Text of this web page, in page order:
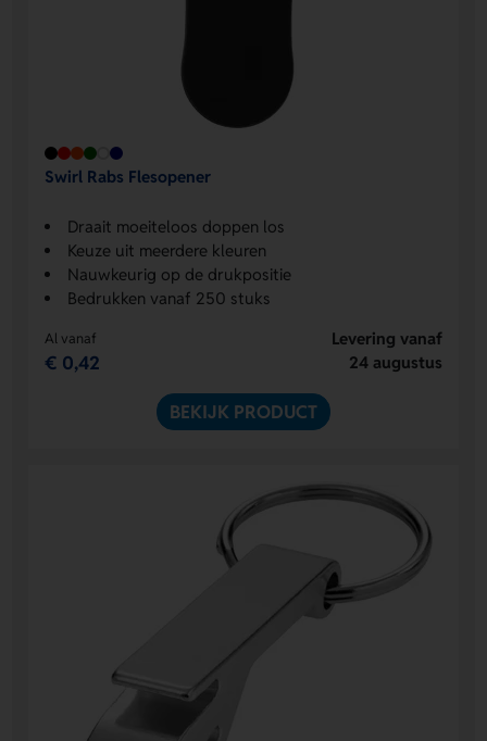
Swirl Rabs Flesopener
Draait moeiteloos doppen los
Keuze uit meerdere kleuren
Nauwkeurig op de drukpositie
Bedrukken vanaf 250 stuks
Al vanaf
€ 0,42
Levering vanaf
24 augustus
BEKIJK PRODUCT